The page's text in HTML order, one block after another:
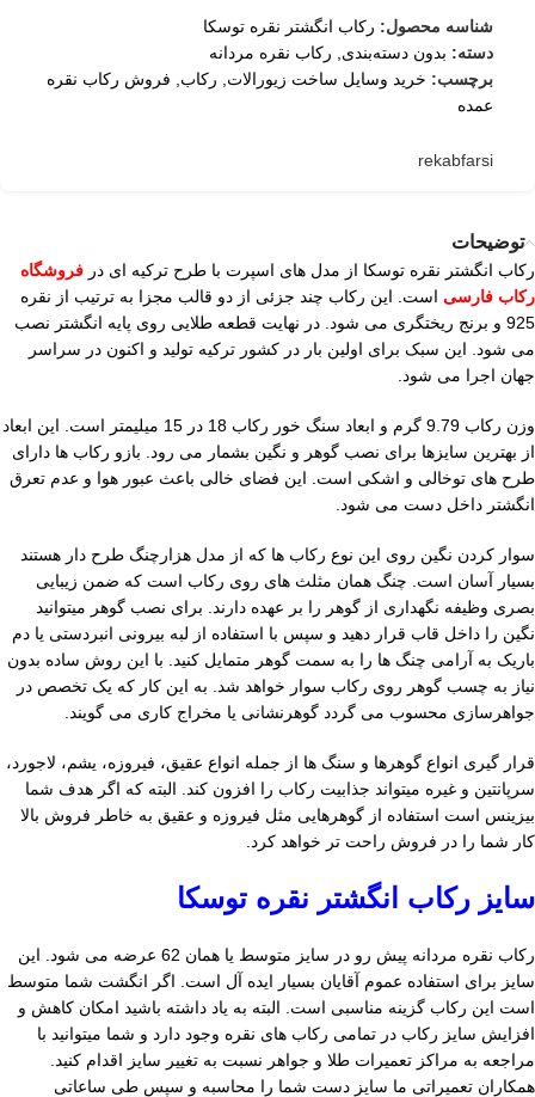
شناسه محصول: رکاب انگشتر نقره توسکا
دسته: بدون دسته‌بندی
رکاب نقره مردانه
برچسب: خرید وسایل ساخت زیورالات رکاب
فروش رکاب نقره
عمده
rekabfarsi
توضیحات
رکاب انگشتر نقره توسکا از مدل های اسپرت با طرح ترکیه ای در فروشگاه
رکاب فارسی است. این رکاب چند جزئی از دو قالب مجزا به ترتیب از نقره
925 و برنج ریختگری می شود. در نهایت قطعه طلایی روی پایه انگشتر نصب
می شود. این سبک برای اولین بار در کشور ترکیه تولید و اکنون در سراسر
جهان اجرا می شود.
وزن رکاب 9.79 گرم و ابعاد سنگ خور رکاب 18 در 15 میلیمتر است. این ابعاد
از بهترین سایزها برای نصب گوهر و نگین بشمار می رود. بازو رکاب ها دارای
طرح های توخالی و اشکی است. این فضای خالی باعث عبور هوا و عدم تعرق
انگشتر داخل دست می شود.
سوار کردن نگین روی این نوع رکاب ها که از مدل هزارچنگ طرح دار هستند
بسیار آسان است. چنگ همان مثلث های روی رکاب است که ضمن زیبایی
بصری وظیفه نگهداری از گوهر را بر عهده دارند. برای نصب گوهر میتوانید
نگین را داخل قاب قرار دهید و سپس با استفاده از لبه بیرونی انبردستی یا دم
باریک به آرامی چنگ ها را به سمت گوهر متمایل کنید. با این روش ساده بدون
نیاز به چسب گوهر روی رکاب سوار خواهد شد. به این کار که یک تخصص در
جواهرسازی محسوب می گردد گوهرنشانی یا مخراج کاری می گویند.
قرار گیری انواع گوهرها و سنگ ها از جمله انواع عقیق، فیروزه، یشم، لاجورد،
سرپانتین و غیره میتواند جذابیت رکاب را افزون کند. البته که اگر هدف شما
بیزینس است استفاده از گوهرهایی مثل فیروزه و عقیق به خاطر فروش بالا
کار شما را در فروش راحت تر خواهد کرد.
سایز رکاب انگشتر نقره توسکا
رکاب نقره مردانه پیش رو در سایز متوسط یا همان 62 عرضه می شود. این
سایز برای استفاده عموم آقایان بسیار ایده آل است. اگر انگشت شما متوسط
است این رکاب گزینه مناسبی است. البته به یاد داشته باشید امکان کاهش و
افزایش سایز رکاب در تمامی رکاب های نقره وجود دارد و شما میتوانید با
مراجعه به مراکز تعمیرات طلا و جواهر نسبت به تغییر سایز اقدام کنید.
همکاران تعمیراتی ما سایز دست شما را محاسبه و سپس طی ساعاتی